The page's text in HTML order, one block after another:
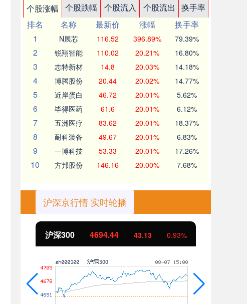
个股涨幅 个股跌幅 个股流入 个股流出
换手率
排名
名称 最新价 涨幅
换手率
1
N展芯 116.52 396.89% 79.39%
2 锐翔智能 110.02 20.21% 16.80%
3 志特新材 14.8 20.03% 14.18%
4 博腾股份 20.44 20.02% 14.77%
5 近岸蛋白 46.72 20.01% 5.62%
6 毕得医药 61.6 20.01% 6.12%
7 五洲医疗 83.62 20.01% 18.37%
8 耐科装备 49.67 20.01% 6.83%
9 一博科技 53.33 20.01% 17.26%
10 方邦股份 146.16 20.00% 7.68%
沪深京行情 实时轮播
北证50 1134.24 11.37 1.01%